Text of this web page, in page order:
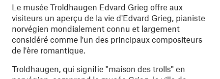
Le musée Troldhaugen Edvard Grieg offre aux
visiteurs un aperçu de la vie d'Edvard Grieg, pianiste
norvégien mondialement connu et largement
considéré comme l'un des principaux compositeurs
de l'ère romantique.
Troldhaugen, qui signifie "maison des trolls" en